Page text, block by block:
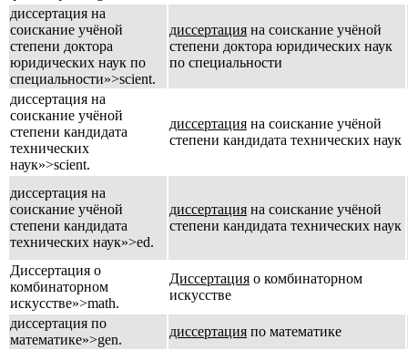
диссертация на
соискание учёной
степени доктора
юридических наук по
специальности»>scient.
диссертация на соискание учёной
степени доктора юридических наук
по специальности
диссертация на
соискание учёной
степени кандидата
технических
наук»>scient.
диссертация на соискание учёной
степени кандидата технических наук
диссертация на
соискание учёной
степени кандидата
технических наук»>ed.
диссертация на соискание учёной
степени кандидата технических наук
Диссертация о
комбинаторном
искусстве»>math.
Диссертация о комбинаторном
искусстве
диссертация по
математике»>gen.
диссертация по математике